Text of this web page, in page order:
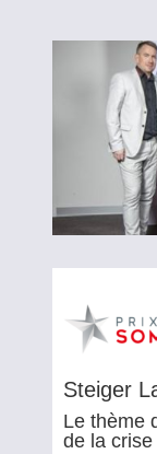
Steiger
Le thème
de la crise